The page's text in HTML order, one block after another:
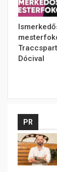
Dócival
PR